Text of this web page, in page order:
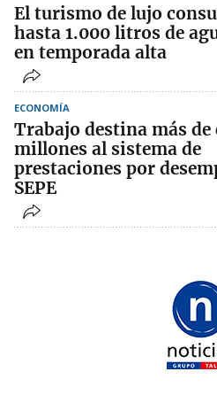
El turismo de lujo
hasta 1.000 litros de
en temporada alta
ECONOMÍA
Trabajo destina más de
millones al sistema de
prestaciones por
SEPE